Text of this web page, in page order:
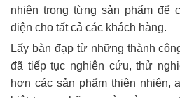
nhiên trong từng sản phẩm để
diện cho tất cả các khách hàng.
Lấy bàn đạp từ những thành
đã tiếp tục nghiên cứu, thử
hơn các sản phẩm thiên nhiên,